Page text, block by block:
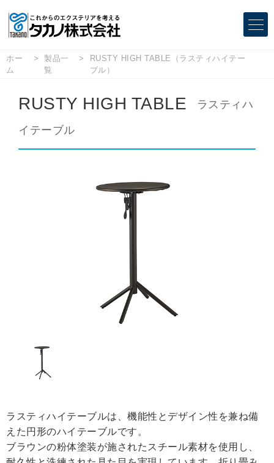
ホー
ム
製品一
覧
RUSTY HIGH TABLE（ラスティハイテー
ブル）
RUSTY HIGH TABLE ラスティハ
イテーブル
ラスティハイテーブルは、機能性とデザイン性を兼ね備
えた円形のハイテーブルです。
ブラウンの粉体塗装が施されたスチール素材を使用し、